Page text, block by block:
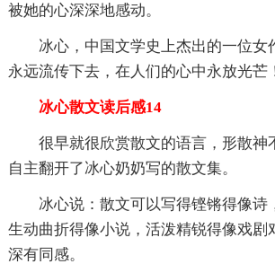
被她的心深深地感动。
冰心，中国文学史上杰出的一位女
永远流传下去，在人们的心中永放光芒
冰心散文读后感14
很早就很欣赏散文的语言，形散神
自主翻开了冰心奶奶写的散文集。
冰心说：散文可以写得铿锵得像诗
生动曲折得像小说，活泼精锐得像戏剧
深有同感。